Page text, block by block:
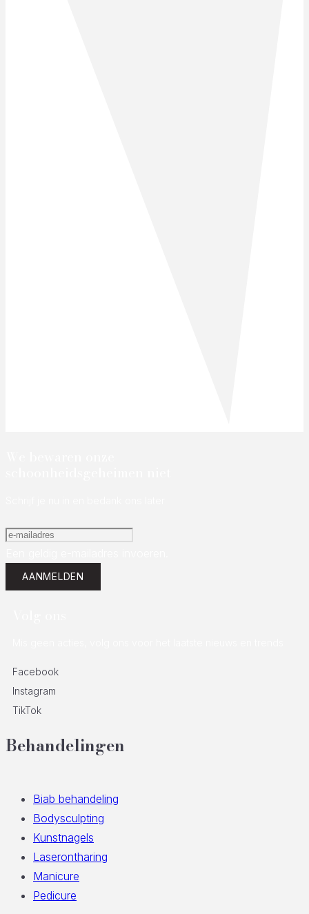
AANMELDEN
Facebook
Instagram
TikTok
Behandelingen
Biab behandeling
Bodysculpting
Kunstnagels
Laserontharing
Manicure
Pedicure